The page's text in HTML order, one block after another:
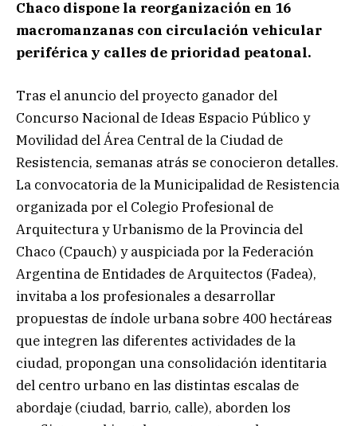
Chaco dispone la reorganización en 16
macromanzanas con circulación vehicular
periférica y calles de prioridad peatonal.
Tras el anuncio del proyecto ganador del
Concurso Nacional de Ideas Espacio Público y
Movilidad del Área Central de la Ciudad de
Resistencia, semanas atrás se conocieron detalles.
La convocatoria de la Municipalidad de Resistencia
organizada por el Colegio Profesional de
Arquitectura y Urbanismo de la Provincia del
Chaco (Cpauch) y auspiciada por la Federación
Argentina de Entidades de Arquitectos (Fadea),
invitaba a los profesionales a desarrollar
propuestas de índole urbana sobre 400 hectáreas
que integren las diferentes actividades de la
ciudad, propongan una consolidación identitaria
del centro urbano en las distintas escalas de
abordaje (ciudad, barrio, calle), aborden los